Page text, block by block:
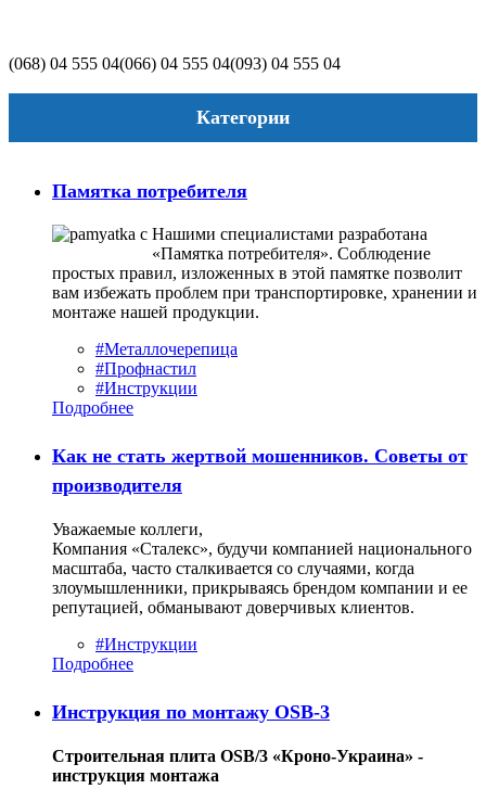
(068) 04 555 04(066) 04 555 04(093) 04 555 04
Категории
Памятка потребителя
Нашими специалистами разработана
«Памятка потребителя». Соблюдение
простых правил, изложенных в этой памятке позволит
вам избежать проблем при транспортировке, хранении и
монтаже нашей продукции.
#Металлочерепица
#Профнастил
#Инструкции
Подробнее
Как не стать жертвой мошенников. Советы от
производителя
Уважаемые коллеги,
Компания «Сталекс», будучи компанией национального
масштаба, часто сталкивается со случаями, когда
злоумышленники, прикрываясь брендом компании и ее
репутацией, обманывают доверчивых клиентов.
#Инструкции
Подробнее
Инструкция по монтажу OSB-3
Строительная плита OSB/3 «Кроно-Украина» -
инструкция монтажа